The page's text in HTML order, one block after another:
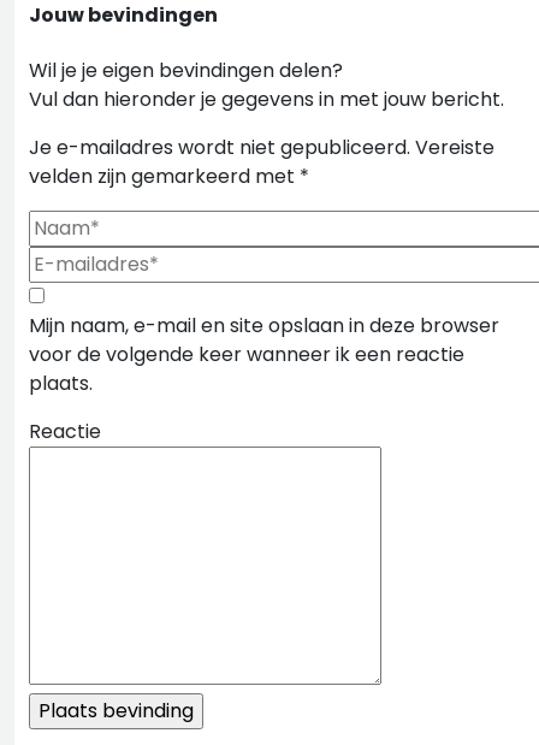
Jouw bevindingen
Wil je je eigen bevindingen delen?
Vul dan hieronder je gegevens in met jouw bericht.
Je e-mailadres wordt niet gepubliceerd. Vereiste
velden zijn gemarkeerd met *
Mijn naam, e-mail en site opslaan in deze browser
voor de volgende keer wanneer ik een reactie
plaats.
Reactie